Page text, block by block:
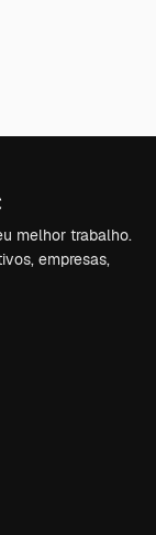
melhor trabalho.
empresas,